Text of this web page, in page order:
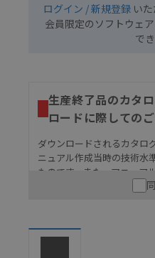
ログイン / 新規登録 い
会員限定のソフトウェ
で
生産終了品のカタ
ロードに際しての
ダウンロードされるカタロ
ニュアル作成当時の技術水
ものです。また、マニュア
ので、ご使用にあたっての
うな用途に使用される場